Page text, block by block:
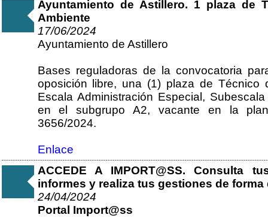
Ayuntamiento de Astillero. 1 plaza de
Ambiente
17/06/2024
Ayuntamiento de Astillero
Bases reguladoras de la convocatoria
oposición libre, una (1) plaza de Técnico
Escala Administración Especial,
en el subgrupo A2, vacante en la
3656/2024.
Enlace
ACCEDE A IMPORT@SS. Consulta
informes y realiza tus gestiones de forma
24/04/2024
Portal Import@ss